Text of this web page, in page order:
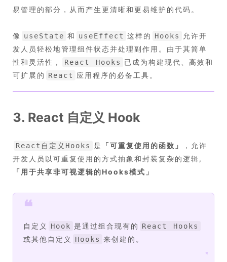
易管理的部分，从而产生更清晰和更易维护的代码。
像 useState 和 useEffect 这样的 Hooks
允许开
发人员轻松地管理组件状态并处理副作用。由于其简单
性和灵活性，
React Hooks
已成为构建现代、高效和
可扩展的
React 应用程序的必备工具。
3. React 自定义 Hook
React自定义Hooks 是 「可重复使用的函数 」
，允许
开发人员以可重复使用的方式抽象和封装复杂的逻辑,
「用于共享非可视逻辑的Hooks模式 」
❝
自定义 Hook 是通过组合现有的 React Hooks
或其他自定义 Hooks 来创建的。
❞